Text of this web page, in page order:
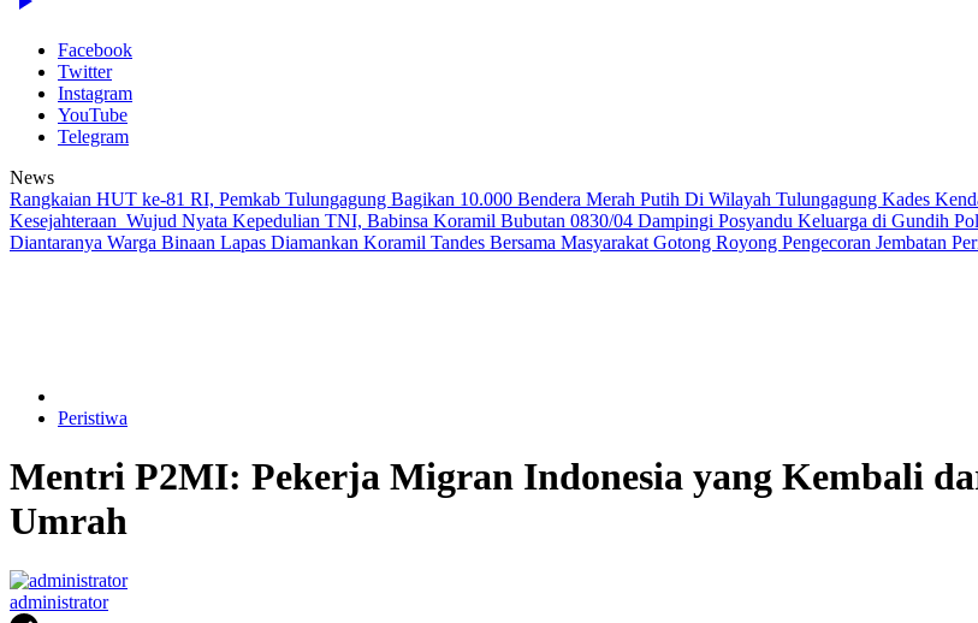
Facebook
Twitter
Instagram
YouTube
Telegram
News
Rangkaian HUT ke-81 RI, Pemkab Tulungagung Bagikan 10.000 Bendera Merah Putih Di Wilayah Tulungagung Kades
Kesejahteraan Wujud Nyata Kepedulian TNI, Babinsa Koramil Bubutan 0830/04 Dampingi Posyandu Keluarga di Gundih
Diantaranya Warga Binaan Lapas Diamankan Koramil Tandes Bersama Masyarakat Gotong Royong Pengecoran Jembatan
Peristiwa
Mentri P2MI: Pekerja Migran Indonesia yang Kembali
Umrah
administrator